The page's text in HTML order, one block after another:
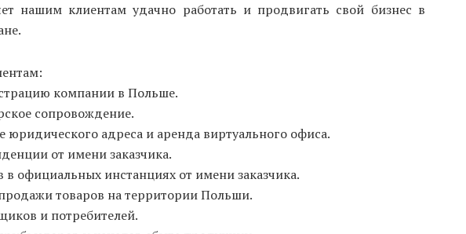
нашим клиентам удачно работать и продвигать свой бизнес в
компании в Польше.
сопровождение.
юридического адреса и аренда виртуального офиса.
от имени заказчика.
в официальных инстанциях от имени заказчика.
товаров на территории Польши.
и потребителей.